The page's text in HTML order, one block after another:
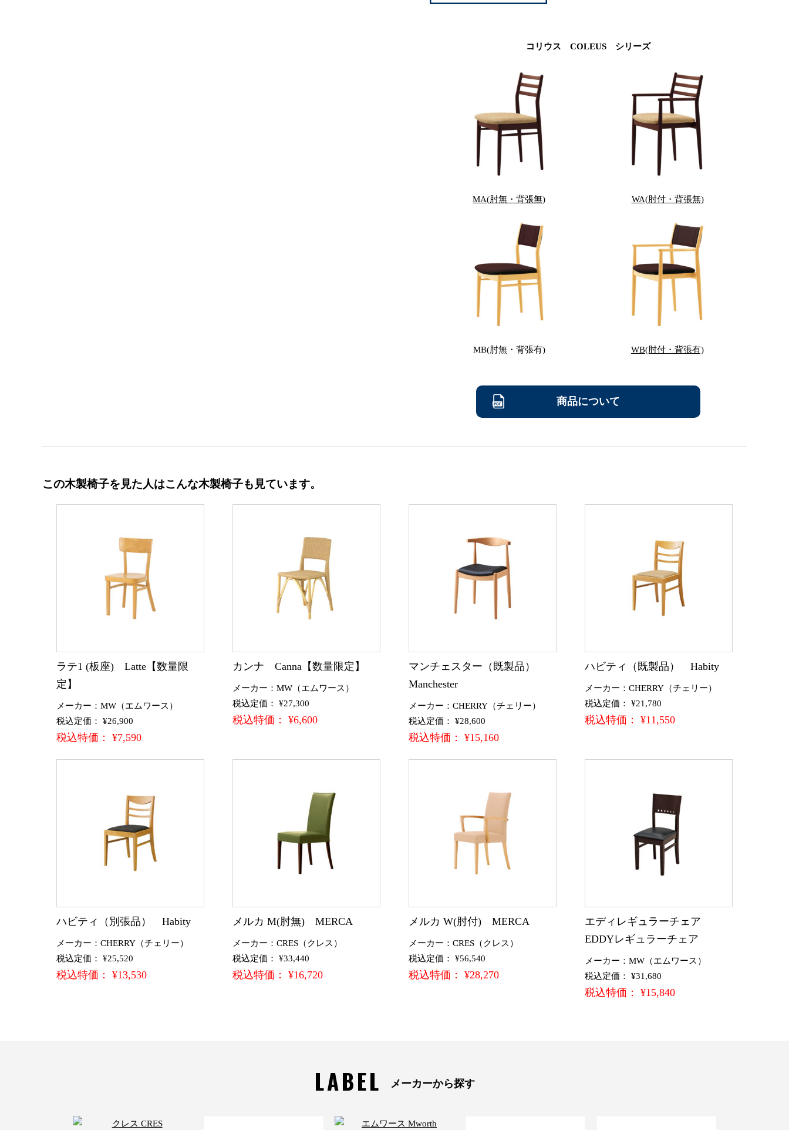
コリウス COLEUS シリーズ
MA(肘無・背張無) WA(肘付・背張無)
MB(肘無・背張有) WB(肘付・背張有)
商品について
この木製椅子を見た人はこんな木製椅子も見ています。
ラテ1 (板座) Latte【数量限
定】
メーカー：MW（エムワース）
税込定価： ¥26,900
税込特価： ¥7,590
カンナ Canna【数量限定】
メーカー：MW（エムワース）
税込定価： ¥27,300
税込特価： ¥6,600
マンチェスター（既製品）
Manchester
メーカー：CHERRY（チェリー）
税込定価： ¥28,600
税込特価： ¥15,160
ハビティ（既製品） Habity
メーカー：CHERRY（チェリー）
税込定価： ¥21,780
税込特価： ¥11,550
ハビティ（別張品） Habity
メーカー：CHERRY（チェリー）
税込定価： ¥25,520
税込特価： ¥13,530
メルカ M(肘無) MERCA
メーカー：CRES（クレス）
税込定価： ¥33,440
税込特価： ¥16,720
メルカ W(肘付) MERCA
メーカー：CRES（クレス）
税込定価： ¥56,540
税込特価： ¥28,270
エディレギュラーチェア
EDDYレギュラーチェア
メーカー：MW（エムワース）
税込定価： ¥31,680
税込特価： ¥15,840
LABEL メーカーから探す